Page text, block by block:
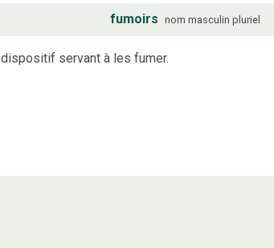
fumoirs nom masculin pluriel
dispositif servant à les fumer.